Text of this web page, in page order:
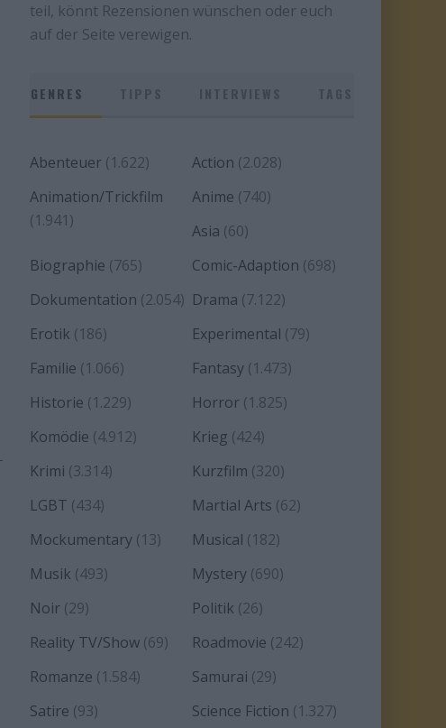
teil, könnt Rezensionen wünschen oder euch
auf der Seite verewigen.
GENRES
Abenteuer (1.622) Action (2.028)
Animation/Trickfilm
(1.941)
Anime (740)
Asia (60)
Biographie (765) Comic-Adaption (698)
Dokumentation (2.054) Drama (7.122)
Erotik (186) Experimental (79)
Familie (1.066) Fantasy(1.473)
Historie (1.229) Horror(1.825)
Komödie (4.912) Krieg (424)
Krimi (3.314) Kurzfilm (320)
LGBT (434) Martial Arts (62)
Mockumentary (13) Musical (182)
Musik (493) Mystery(690)
Noir (29) Politik (26)
Reality TV/Show (69) Roadmovie (242)
Romanze (1.584) Samurai (29)
Satire (93) Science Fiction (1.327)